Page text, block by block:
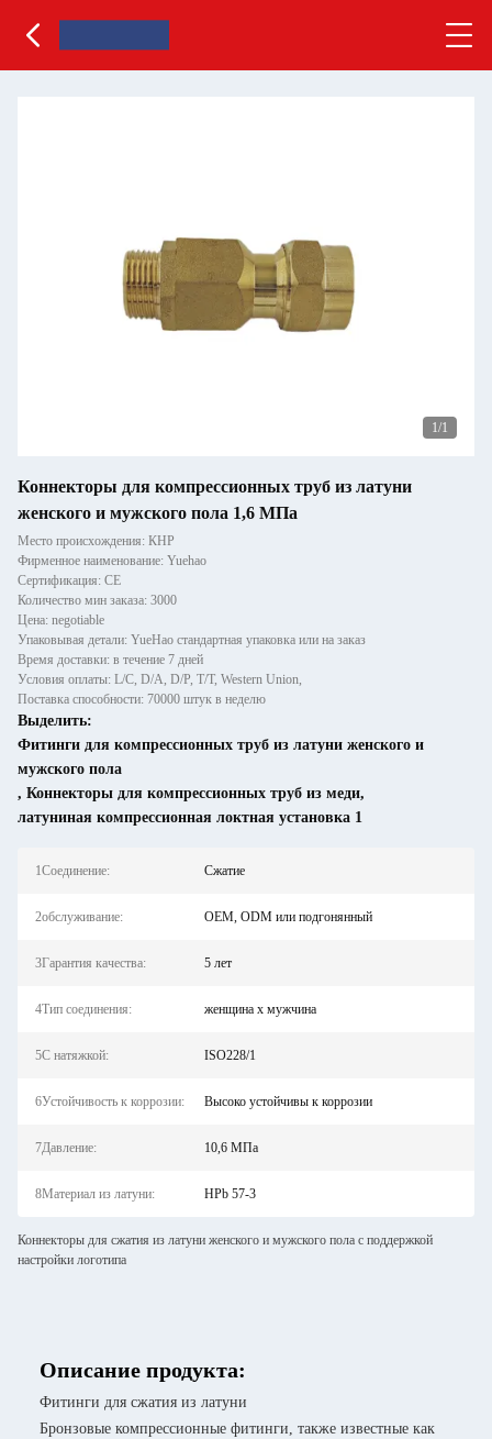
1/1
Коннекторы для компрессионных труб из латуни
женского и мужского пола 1,6 МПа
Место происхождения: КНР
Фирменное наименование: Yuehao
Сертификация: CE
Количество мин заказа: 3000
Цена: negotiable
Упаковывая детали: YueHao стандартная упаковка или на заказ
Время доставки: в течение 7 дней
Условия оплаты: L/C, D/A, D/P, T/T, Western Union,
Поставка способности: 70000 штук в неделю
Выделить:
Фитинги для компрессионных труб из латуни женского и
мужского пола
, Коннекторы для компрессионных труб из меди,
латуниная компрессионная локтная установка 1
1Соединение: Сжатие
2обслуживание: OEM, ODM или подгонянный
3Гарантия качества: 5 лет
4Тип соединения: женщина х мужчина
5С натяжкой: ISO228/1
6Устойчивость к коррозии: Высоко устойчивы к коррозии
7Давление: 10,6 МПа
8Материал из латуни: HPb 57-3
Коннекторы для сжатия из латуни женского и мужского пола с поддержкой
настройки логотипа
Описание продукта:
Фитинги для сжатия из латуни
Бронзовые компрессионные фитинги, также известные как